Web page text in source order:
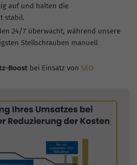
auf und halten die
stabil.
24/7 überwacht, während unsere
Stellschrauben manuell
Boostbei Einsatz von SEO